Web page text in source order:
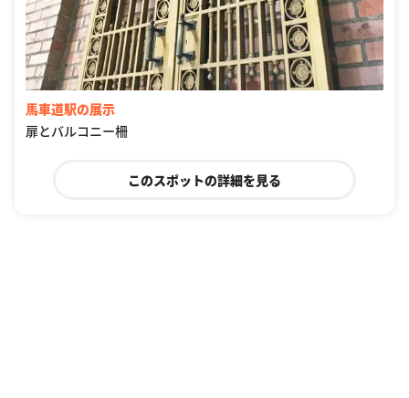
馬車道駅の展示
扉とバルコニー柵
このスポットの詳細を見る